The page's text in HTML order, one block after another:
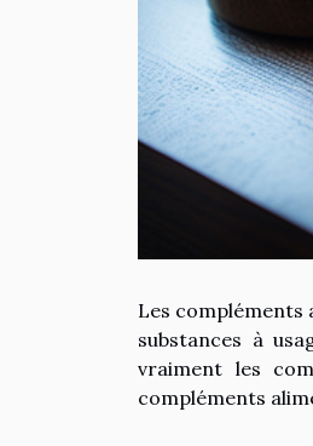
Les compléments
substances à
vraiment les
compléments